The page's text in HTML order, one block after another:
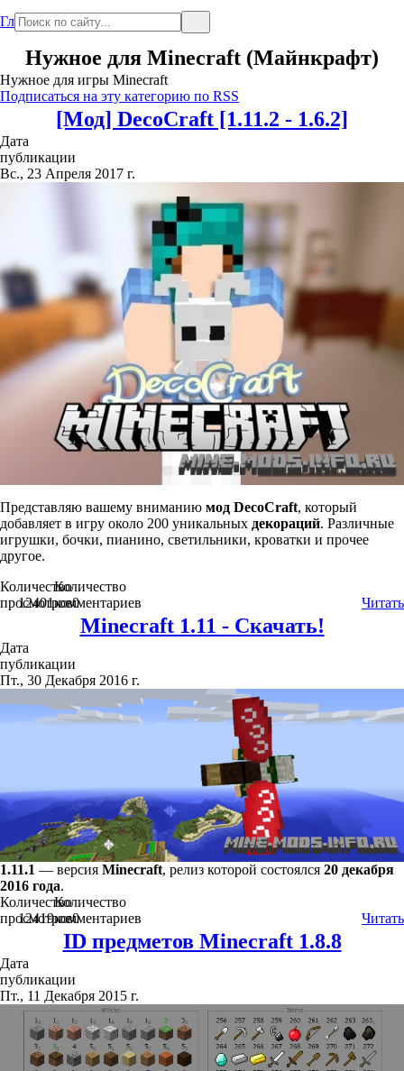
Главная
Нужное для Minecraft (Майнкрафт)
Нужное для игры Minecraft
Подписаться на эту категорию по RSS
[Мод] DecoCraft [1.11.2 - 1.6.2]
Дата
публикации
Вс., 23 Апреля 2017 г.
Представляю вашему вниманию мод DecoCraft, который
добавляет в игру около 200 уникальных декораций. Различные
игрушки, бочки, пианино, светильники, кроватки и прочее
другое.
Количество
просмотров
12401
Количество
комментариев
0 Читать
Minecraft 1.11 - Скачать!
Дата
публикации
Пт., 30 Декабря 2016 г.
1.11.1 — версия Minecraft, релиз которой состоялся 20 декабря
2016 года.
Количество
просмотров
12419
Количество
комментариев
0 Читать
ID предметов Minecraft 1.8.8
Дата
публикации
Пт., 11 Декабря 2015 г.